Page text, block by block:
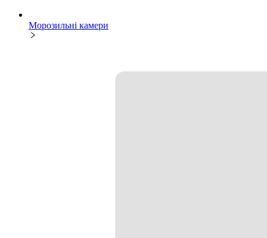
Морозильні камери